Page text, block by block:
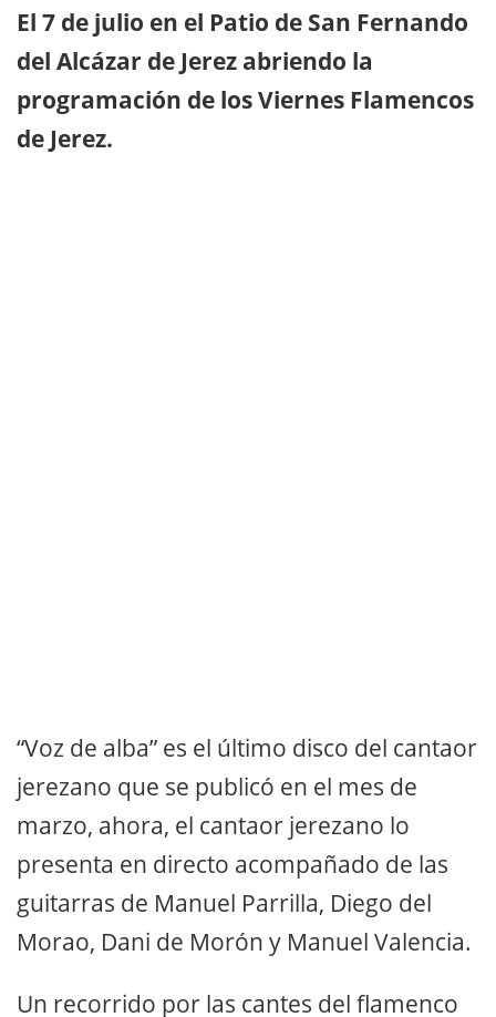
El 7 de julio en el Patio de San Fernando
del Alcázar de Jerez abriendo la
programación de los Viernes Flamencos
de Jerez.
“Voz de alba” es el último disco del cantaor
jerezano que se publicó en el mes de
marzo, ahora, el cantaor jerezano lo
presenta en directo acompañado de las
guitarras de Manuel Parrilla, Diego del
Morao, Dani de Morón y Manuel Valencia.
Un recorrido por las cantes del flamenco